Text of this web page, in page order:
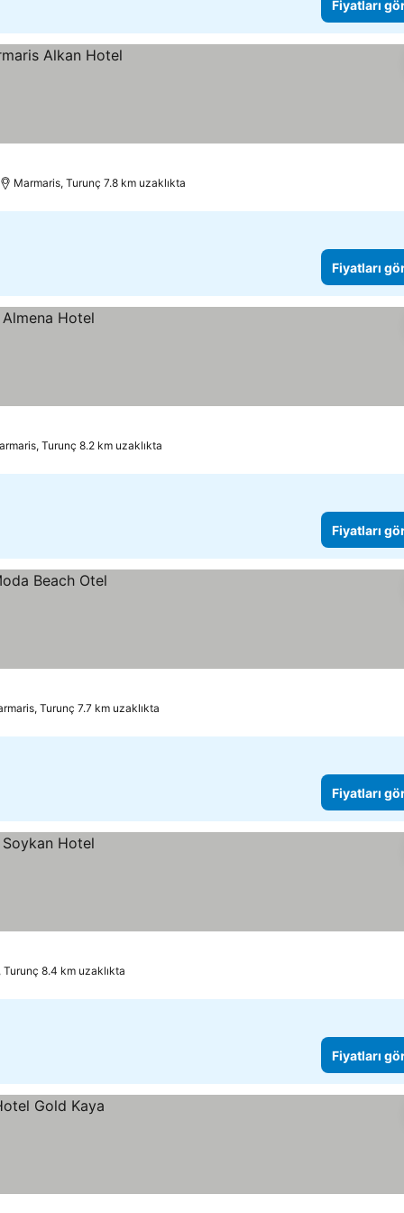
Fiyatları
Marmaris, Turunç 7.8 km uzaklıkta
Fiyatları
Turunç 8.2 km uzaklıkta
Fiyatları
Turunç 7.7 km uzaklıkta
Fiyatları
Turunç 8.4 km uzaklıkta
Fiyatları